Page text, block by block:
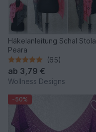
Häkelanleitung Schal Stola
Peara
(65)
ab 3,79 €
Wollness Designs
-50%